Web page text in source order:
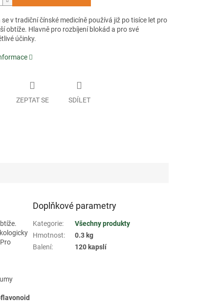
v tradiční čínské medicíně používá již po tisíce let pro
obtíže. Hlavně pro rozbíjení blokád a pro své
účinky.
ZEPTAT SE SDÍLET
Doplňkové parametry
Kategorie:
Všechny produkty
Hmotnost:
0.3 kg
Balení: 120 kapslí